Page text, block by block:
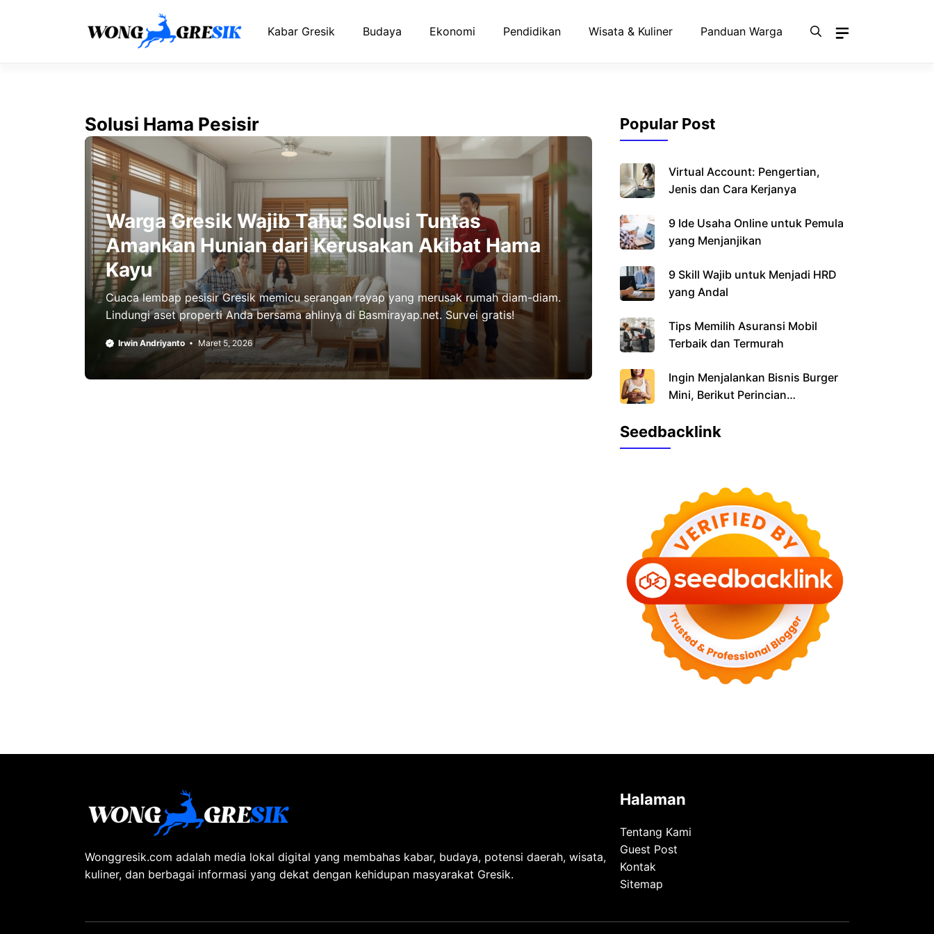
Kabar Gresik Budaya Ekonomi Pendidikan Wisata & Kuliner Panduan Warga
Solusi Hama Pesisir
Warga Gresik Wajib Tahu: Solusi Tuntas
Amankan Hunian dari Kerusakan Akibat Hama
Kayu
Cuaca lembap pesisir Gresik memicu serangan rayap yang merusak rumah diam-diam.
Lindungi aset properti Anda bersama ahlinya di Basmirayap.net. Survei gratis!
Irwin Andriyanto Maret 5, 2026
Popular Post
Virtual Account: Pengertian,
Jenis dan Cara Kerjanya
9 Ide Usaha Online untuk Pemula
yang Menjanjikan
9 Skill Wajib untuk Menjadi HRD
yang Andal
Tips Memilih Asuransi Mobil
Terbaik dan Termurah
Ingin Menjalankan Bisnis Burger
Mini, Berikut Perincian
Seedbacklink
Wonggresik.com adalah media lokal digital yang membahas kabar, budaya, potensi daerah, wisata,
kuliner, dan berbagai informasi yang dekat dengan kehidupan masyarakat Gresik.
Halaman
Tentang Kami
Guest Post
Kontak
Sitemap